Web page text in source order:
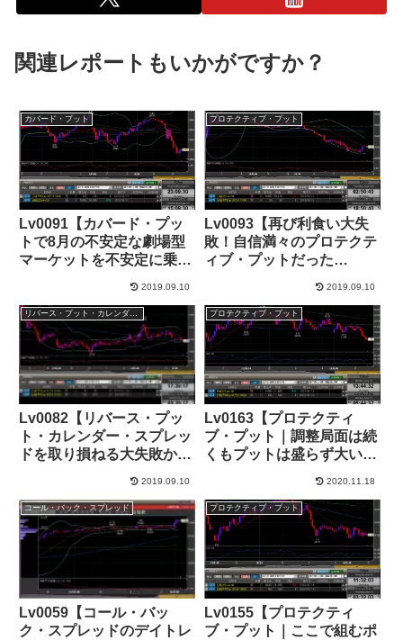
関連レポートもいかがですか？
カバード・プット
Lv0091【カバード・プッ
トで8月の不安定な劇場型
マーケットを不安定に乗り
2019.09.10
プロテクティブ・プット
Lv0093【再び利食い大失
敗！自信満々のプロテクテ
ィブ・プットだった
2019.09.10
Lv0082【リバース・プッ
ト・カレンダー・スプレッ
ドを取り損ねる大失敗から
2019.09.10
プロテクティブ・プット
Lv0163【プロテクティ
ブ・プット｜調整局面は続
くもプットは盛らず大いな
2020.11.18
コール・バック・スプレッド
Lv0059【コール・バッ
ク・スプレッドのデイトレ
プロテクティブ・プット
Lv0155【プロテクティ
ブ・プット｜ここで組むポ